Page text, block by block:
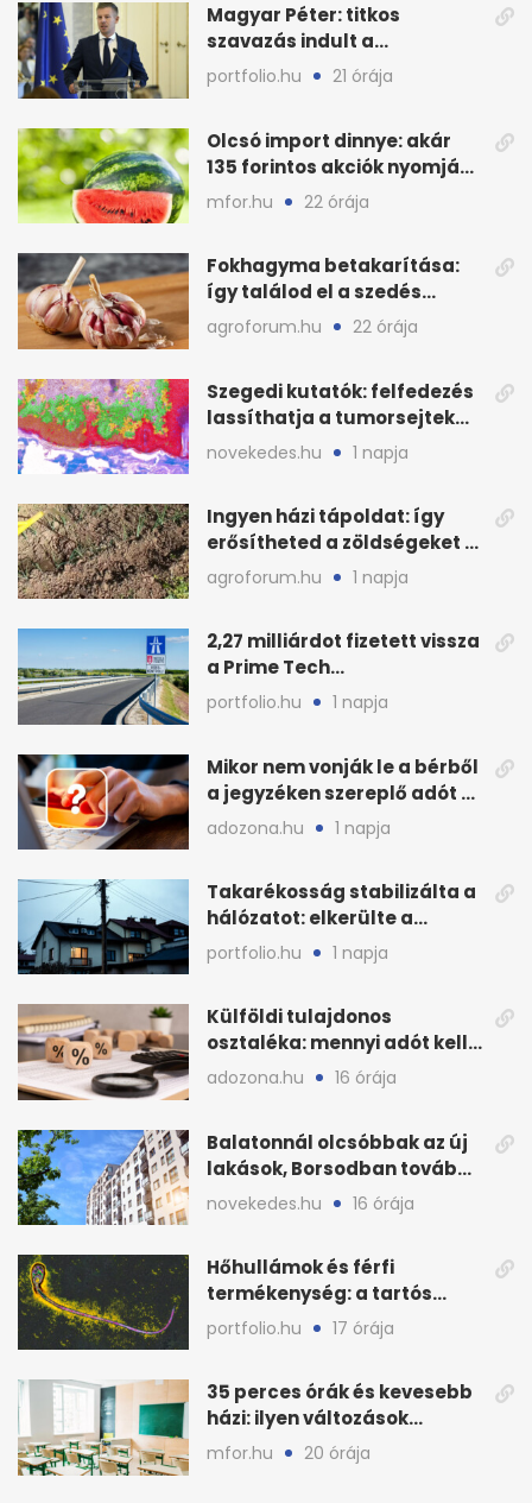
Magyar Péter: titkos
szavazás indult a
köztársasági elnökjelöltről
portfolio.hu 21 órája
Olcsó import dinnye: akár
135 forintos akciók nyomják
le a piacot
mfor.hu 22 órája
Fokhagyma betakarítása:
így találod el a szedés
legjobb időpontját
agroforum.hu 22 órája
Szegedi kutatók: felfedezés
lassíthatja a tumorsejtek
terjedését
novekedes.hu 1 napja
Ingyen házi tápoldat: így
erősítheted a zöldségeket a
hőhullám után
agroforum.hu 1 napja
2,27 milliárdot fizetett vissza
a Prime Tech
Magántőkealap az
államnak
portfolio.hu 1 napja
Mikor nem vonják le a bérből
a jegyzéken szereplő adót és
járulékot?
adozona.hu 1 napja
Takarékosság stabilizálta a
hálózatot: elkerülte a
sötétséget Magyarország
portfolio.hu 1 napja
Külföldi tulajdonos
osztaléka: mennyi adót kell
levonni 2026-ban?
adozona.hu 16 órája
Balatonnál olcsóbbak az új
lakások, Borsodban tovább
drágulnak
novekedes.hu 16 órája
Hőhullámok és férfi
termékenység: a tartós
hőstressz kimutathatóan
ront
portfolio.hu 17 órája
35 perces órák és kevesebb
házi: ilyen változások
jöhetnek az iskolákban
mfor.hu 20 órája